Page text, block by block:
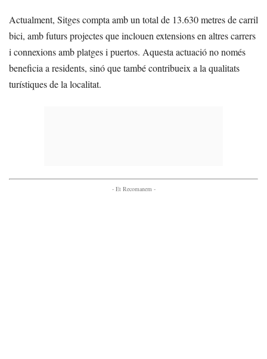
Actualment, Sitges compta amb un total de 13.630 metres de carril
bici, amb futurs projectes que inclouen extensions en altres carrers
i connexions amb platges i puertos. Aquesta actuació no només
beneficia a residents, sinó que també contribueix a la qualitats
turístiques de la localitat.
- Et Recomanem -